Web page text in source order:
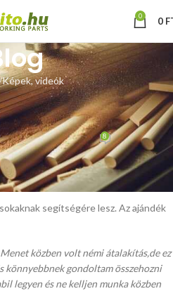
0 0
Képek, videók
VIDEÓK
fotók
Be augusztus 5, 2013 8
és a leírást, amit nagyon
segítségére lesz. Az ajándék
közben volt némi átalakítás,de ez
könnyebbnek gondoltam összehozni
legyen és ne kelljen munka közben